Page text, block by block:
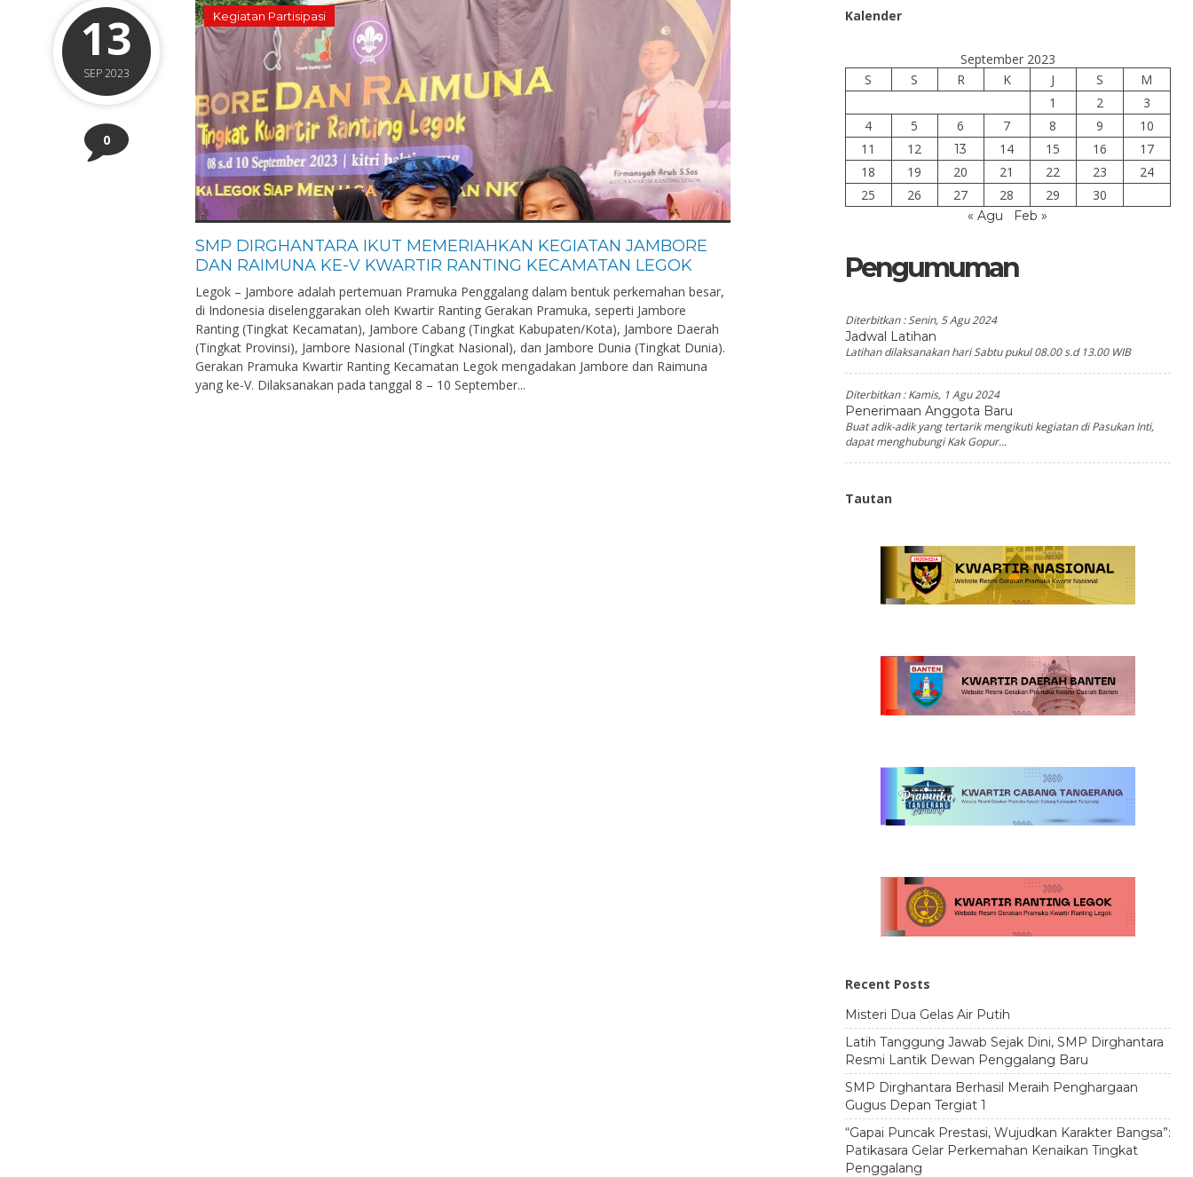
13
SEP 2023
0
Kegiatan Partisipasi
SMP DIRGHANTARA IKUT MEMERIAHKAN KEGIATAN JAMBORE
DAN RAIMUNA KE-V KWARTIR RANTING KECAMATAN LEGOK
Legok – Jambore adalah pertemuan Pramuka Penggalang dalam bentuk perkemahan besar,
di Indonesia diselenggarakan oleh Kwartir Ranting Gerakan Pramuka, seperti Jambore
Ranting (Tingkat Kecamatan), Jambore Cabang (Tingkat Kabupaten/Kota), Jambore Daerah
(Tingkat Provinsi), Jambore Nasional (Tingkat Nasional), dan Jambore Dunia (Tingkat Dunia).
Gerakan Pramuka Kwartir Ranting Kecamatan Legok mengadakan Jambore dan Raimuna
yang ke-V. Dilaksanakan pada tanggal 8 – 10 September...
Kalender
September 2023
S
S R K J S
M
1
2
3
4
5 6 7 8 9
10
11
12 13 14 15 16
17
18
19 20 21 22 23
24
25
26 27 28 29 30
« Agu Feb »
Pengumuman
Diterbitkan :Senin, 5 Agu 2024
Jadwal Latihan
Latihan dilaksanakan hari Sabtu pukul 08.00 s.d 13.00 WIB
Diterbitkan :Kamis, 1 Agu 2024
Penerimaan Anggota Baru
Buat adik-adik yang tertarik mengikuti kegiatan di Pasukan Inti,
dapat menghubungi Kak Gopur...
Tautan
Recent Posts
Misteri Dua Gelas Air Putih
Latih Tanggung Jawab Sejak Dini, SMP Dirghantara
Resmi Lantik Dewan Penggalang Baru
SMP Dirghantara Berhasil Meraih Penghargaan
Gugus Depan Tergiat 1
“Gapai Puncak Prestasi, Wujudkan Karakter Bangsa”:
Patikasara Gelar Perkemahan Kenaikan Tingkat
Penggalang